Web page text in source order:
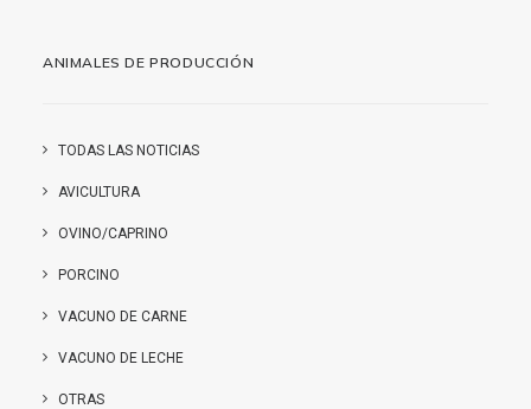
ANIMALES DE PRODUCCIÓN
TODAS LAS NOTICIAS
AVICULTURA
OVINO/CAPRINO
PORCINO
VACUNO DE CARNE
VACUNO DE LECHE
OTRAS